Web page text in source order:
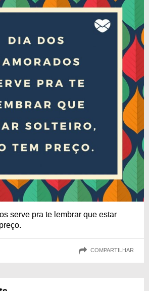
serve pra te lembrar que estar
COMPARTILHAR